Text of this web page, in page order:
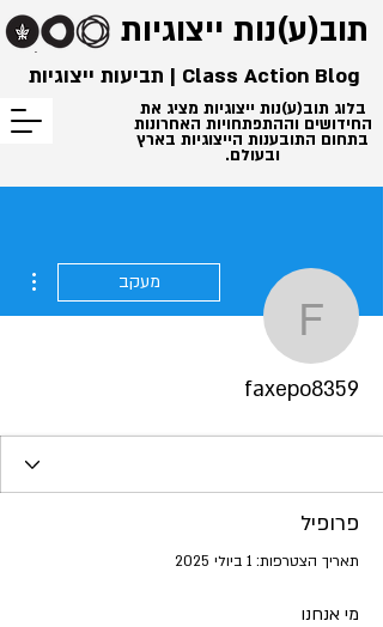
תוב(ע)נות ייצוגיות
בלוג תוב(ע)נות ייצוגיות מציג את
החידושים וההתפתחויות האחרונות
בתחום התובענות הייצוגיות בארץ
ובעולם.
Class Action Blog | תביעות ייצוגיות
faxepo8359
מעקב
faxepo8359
פרופיל
תאריך הצטרפות: 1 ביולי 2025
מי אנחנו